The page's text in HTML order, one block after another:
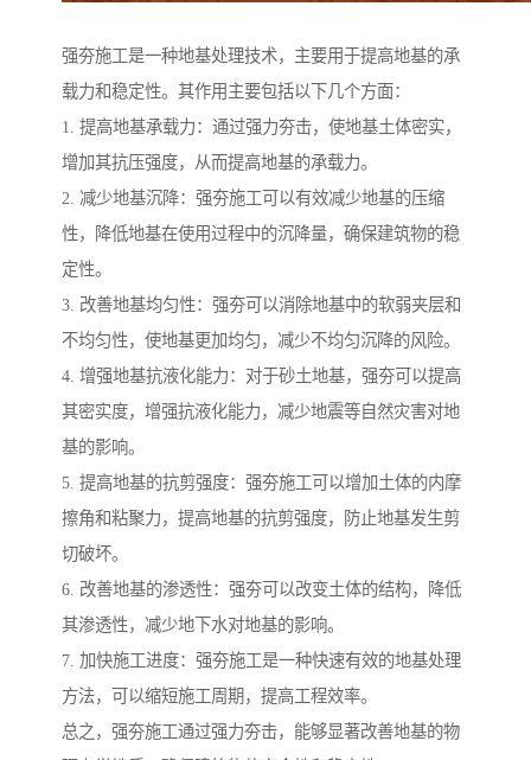
强夯施工是一种地基处理技术，主要用于提高地基的承
载力和稳定性。其作用主要包括以下几个方面：
1. 提高地基承载力：通过强力夯击，使地基土体密实，
增加其抗压强度，从而提高地基的承载力。
2. 减少地基沉降：强夯施工可以有效减少地基的压缩
性，降低地基在使用过程中的沉降量，确保建筑物的稳
定性。
3. 改善地基均匀性：强夯可以消除地基中的软弱夹层和
不均匀性，使地基更加均匀，减少不均匀沉降的风险。
4. 增强地基抗液化能力：对于砂土地基，强夯可以提高
其密实度，增强抗液化能力，减少地震等自然灾害对地
基的影响。
5. 提高地基的抗剪强度：强夯施工可以增加土体的内摩
擦角和粘聚力，提高地基的抗剪强度，防止地基发生剪
切破坏。
6. 改善地基的渗透性：强夯可以改变土体的结构，降低
其渗透性，减少地下水对地基的影响。
7. 加快施工进度：强夯施工是一种快速有效的地基处理
方法，可以缩短施工周期，提高工程效率。
总之，强夯施工通过强力夯击，能够显著改善地基的物